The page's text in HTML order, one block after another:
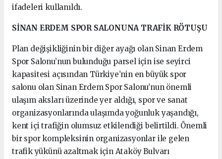
ifadeleri kullanıldı.
SİNAN ERDEM SPOR SALONUNA TRAFİK RÖTUŞU
Plan değişikliğinin bir diğer ayağı olan Sinan Erdem
Spor Salonu’nun bulunduğu parsel için ise seyirci
kapasitesi açısından Türkiye’nin en büyük spor
salonu olan Sinan Erdem Spor Salonu’nun önemli
ulaşım aksları üzerinde yer aldığı, spor ve sanat
organizasyonlarında ulaşımda yoğunluk yaşandığı,
kent içi trafiğin olumsuz etkilendiği belirtildi. Önemli
bir spor kompleksinin organizasyonlar ile gelen
trafik yükünü azaltmak için Ataköy Bulvarı